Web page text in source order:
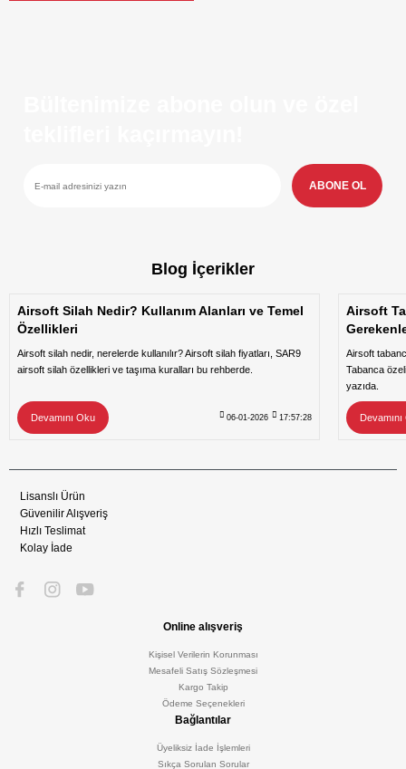
ABONE OL
Blog İçerikler
Airsoft Silah Nedir? Kullanım Alanları ve Temel
Özellikleri
Airsoft silah nedir, nerelerde kullanılır? Airsoft silah fiyatları, SAR9
airsoft silah özellikleri ve taşıma kuralları bu rehberde.
Devamını Oku 06-01-2026 17:57:28
Airsoft
Airsoft
Tabanca
yazıda.
Lisanslı Ürün
Güvenilir Alışveriş
Hızlı Teslimat
Kolay İade
Online alışveriş
Kişisel Verilerin Korunması
Mesafeli Satış Sözleşmesi
Kargo Takip
Ödeme Seçenekleri
Bağlantılar
Üyeliksiz İade İşlemleri
Sıkça Sorulan Sorular